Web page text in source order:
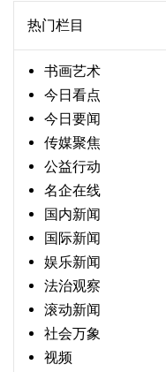
热门栏目
书画艺术
今日看点
今日要闻
传媒聚焦
公益行动
名企在线
国内新闻
国际新闻
娱乐新闻
法治观察
滚动新闻
社会万象
视频